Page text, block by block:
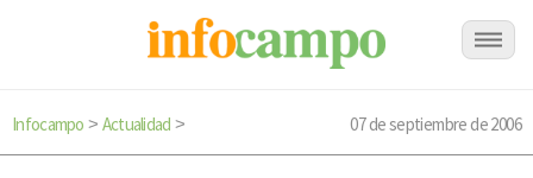
Infocampo > Actualidad > 07 de septiembre de 2006